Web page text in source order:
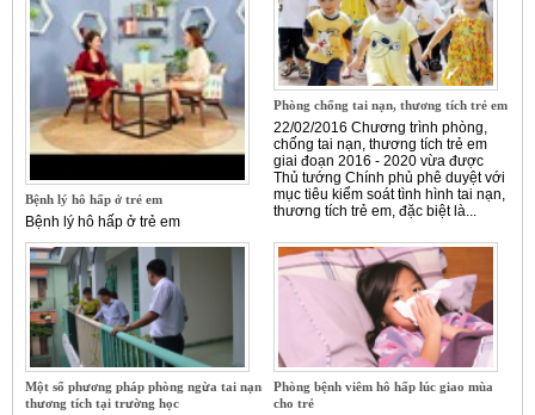
Bệnh lý hô hấp ở trẻ em
Bệnh lý hô hấp ở trẻ em
Phòng chống tai nạn, thương tích trẻ em
22/02/2016 Chương trình phòng,
chống tai nạn, thương tích trẻ em
giai đoạn 2016 - 2020 vừa được
Thủ tướng Chính phủ phê duyệt với
mục tiêu kiểm soát tình hình tai nạn,
thương tích trẻ em, đặc biệt là...
Một số phương pháp phòng ngừa tai nạn
thương tích tại trường học
Phòng bệnh viêm hô hấp lúc giao mùa
cho trẻ